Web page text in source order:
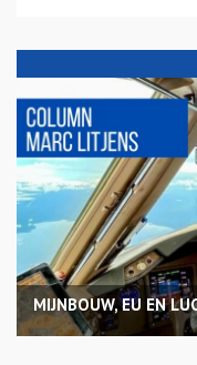
MIJNBOUW, EU EN